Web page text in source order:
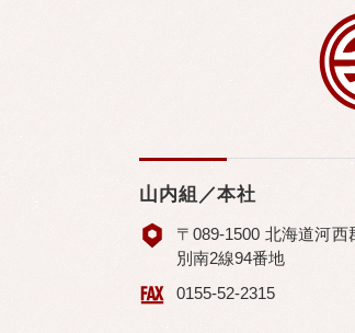
山内組／本社
〒089-1500 北海道河西
別南2線94番地
0155-52-2315